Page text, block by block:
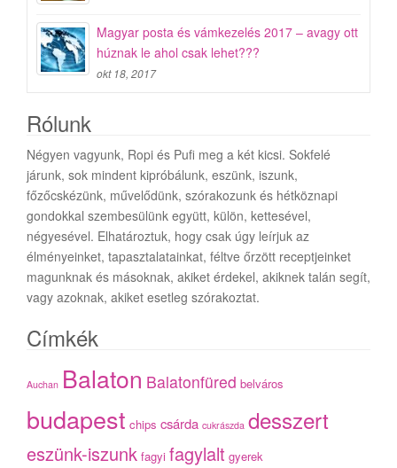
Magyar posta és vámkezelés 2017 – avagy ott
húznak le ahol csak lehet???
okt 18, 2017
Rólunk
Négyen vagyunk, Ropi és Pufi meg a két kicsi. Sokfelé
járunk, sok mindent kipróbálunk, eszünk, iszunk,
főzőcskézünk, művelődünk, szórakozunk és hétköznapi
gondokkal szembesülünk együtt, külön, kettesével,
négyesével. Elhatároztuk, hogy csak úgy leírjuk az
élményeinket, tapasztalatainkat, féltve őrzött receptjeinket
magunknak és másoknak, akiket érdekel, akiknek talán segít,
vagy azoknak, akiket esetleg szórakoztat.
Címkék
Auchan Balaton Balatonfüred belváros
budapest chips csárda cukrászda desszert
eszünk-iszunk fagyi fagylalt gyerek